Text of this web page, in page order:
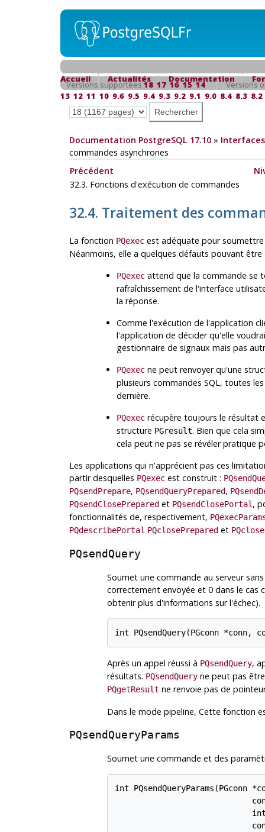
Accueil Actualités Documentation
Versions supportées18 17 16 15 14
Versions
13 12 11 10 9.6 9.5 9.4 9.3 9.2 9.1 9.0 8.4 8.3 8.2
Documentation PostgreSQL 17.10»
commandes asynchrones
Précédent
32.3. Fonctions d'exécution de commandes
32.4. Traitement des
La fonction PQexecest adéquate pour soumettre
Néanmoins, elle a quelques défauts pouvant
PQexecattend que la commande se
rafraîchissement de l'interface
la réponse.
Comme l'exécution de l'application
l'application de décider qu'elle
gestionnaire de signaux mais pas
PQexecne peut renvoyer qu'une
plusieurs commandes SQL, toutes
dernière.
PQexecrécupère toujours le résultat
structure PGresult. Bien que cela
cela peut ne pas se révéler pratique
Les applications qui n'apprécient pas ces
partir desquelles PQexecest construit :
PQsendPrepare, PQsendQueryPrepared,
PQsendClosePreparedet PQsendClosePortal,
fonctionnalités de, respectivement,
PQdescribePortal PQclosePreparedet
PQsendQuery
Soumet une commande au serveur
correctement envoyée et 0 dans le cas
obtenir plus d'informations sur l'échec).
int PQsendQuery(PGconn *conn,
Après un appel réussi à PQsendQuery,
résultats. PQsendQueryne peut pas
PQgetResult ne renvoie pas de
Dans le mode pipeline, Cette fonction
PQsendQueryParams
Soumet une commande et des
int PQsendQueryParams(PGconn